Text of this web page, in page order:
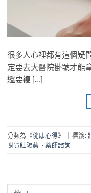
很多人心裡都有這個疑
定要去大醫院掛號才能
還要複 […]
分類為《健康心得》 標籤:
購買壯陽藥 、 藥師諮詢